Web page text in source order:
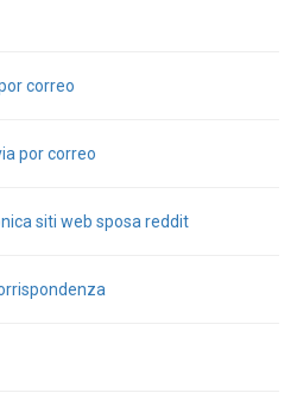
correo
por correo
siti web sposa reddit